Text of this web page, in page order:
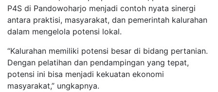
P4S di Pandowoharjo menjadi contoh nyata sinergi
antara praktisi, masyarakat, dan pemerintah kalurahan
dalam mengelola potensi lokal.
“Kalurahan memiliki potensi besar di bidang pertanian.
Dengan pelatihan dan pendampingan yang tepat,
potensi ini bisa menjadi kekuatan ekonomi
masyarakat,” ungkapnya.